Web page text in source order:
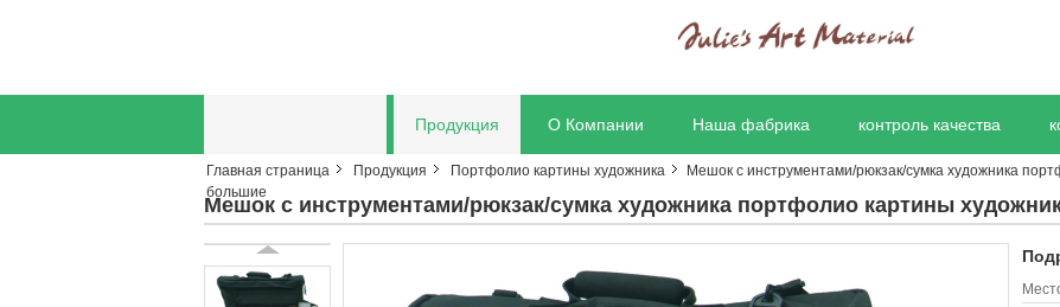
Продукция О Компании Наша фабрика контроль качества
Отправить запрос
Главная страница Продукция Портфолио картины художника
Мешок с инструментами/рюкзак/сумка художника
большие
Мешок с инструментами/рюкзак/сумка художника портфолио картины